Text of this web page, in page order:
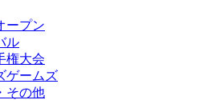
ープン
ル
権大会
ゲームズ
その他